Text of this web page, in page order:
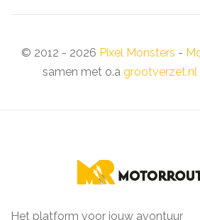
© 2012 - 2026 Pixel Monsters -
samen met o.a grootverzet.nl
Het platform voor jouw avontuur